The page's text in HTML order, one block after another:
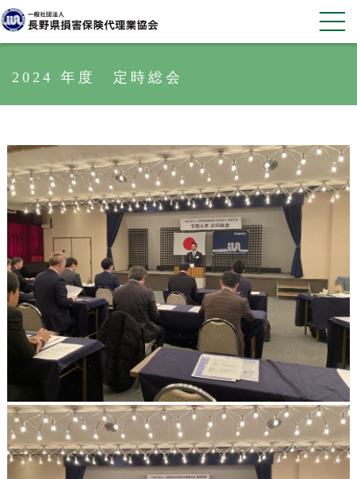
2024 年度 定時総会